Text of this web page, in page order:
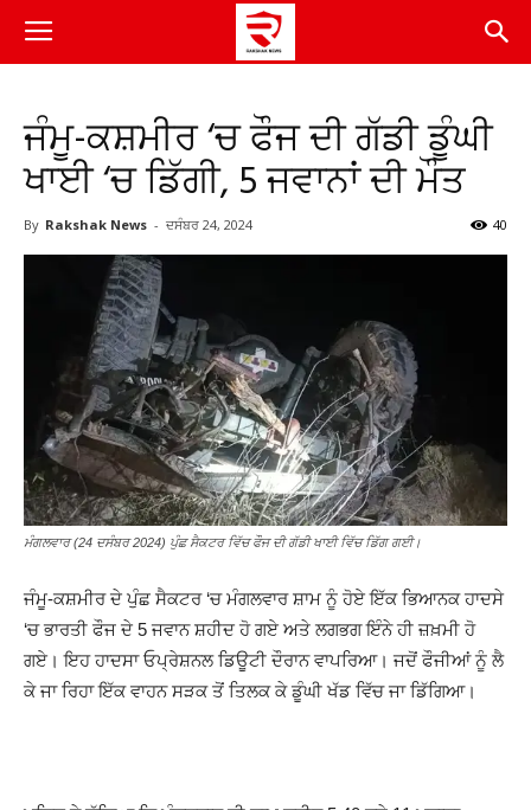
ਜੰਮੂ-ਕਸ਼ਮੀਰ ‘ਚ ਫੌਜ ਦੀ ਗੱਡੀ ਡੂੰਘੀ
ਖਾਈ ‘ਚ ਡਿੱਗੀ, 5 ਜਵਾਨਾਂ ਦੀ ਮੌਤ
By Rakshak News - ਦਸੰਬਰ 24, 2024 40
ਮੰਗਲਵਾਰ (24 ਦਸੰਬਰ 2024) ਪੁੰਛ ਸੈਕਟਰ ਵਿੱਚ ਫੌਜ ਦੀ ਗੱਡੀ ਖਾਈ ਵਿੱਚ ਡਿੱਗ ਗਈ।
ਜੰਮੂ-ਕਸ਼ਮੀਰ ਦੇ ਪੁੰਛ ਸੈਕਟਰ ‘ਚ ਮੰਗਲਵਾਰ ਸ਼ਾਮ ਨੂੰ ਹੋਏ ਇੱਕ ਭਿਆਨਕ ਹਾਦਸੇ
‘ਚ ਭਾਰਤੀ ਫੌਜ ਦੇ 5 ਜਵਾਨ ਸ਼ਹੀਦ ਹੋ ਗਏ ਅਤੇ ਲਗਭਗ ਇੰਨੇ ਹੀ ਜ਼ਖ਼ਮੀ ਹੋ
ਗਏ। ਇਹ ਹਾਦਸਾ ਓਪ੍ਰੇਸ਼ਨਲ ਡਿਊਟੀ ਦੌਰਾਨ ਵਾਪਰਿਆ। ਜਦੋਂ ਫੌਜੀਆਂ ਨੂੰ ਲੈ
ਕੇ ਜਾ ਰਿਹਾ ਇੱਕ ਵਾਹਨ ਸੜਕ ਤੋਂ ਤਿਲਕ ਕੇ ਡੂੰਘੀ ਖੱਡ ਵਿੱਚ ਜਾ ਡਿੱਗਿਆ।